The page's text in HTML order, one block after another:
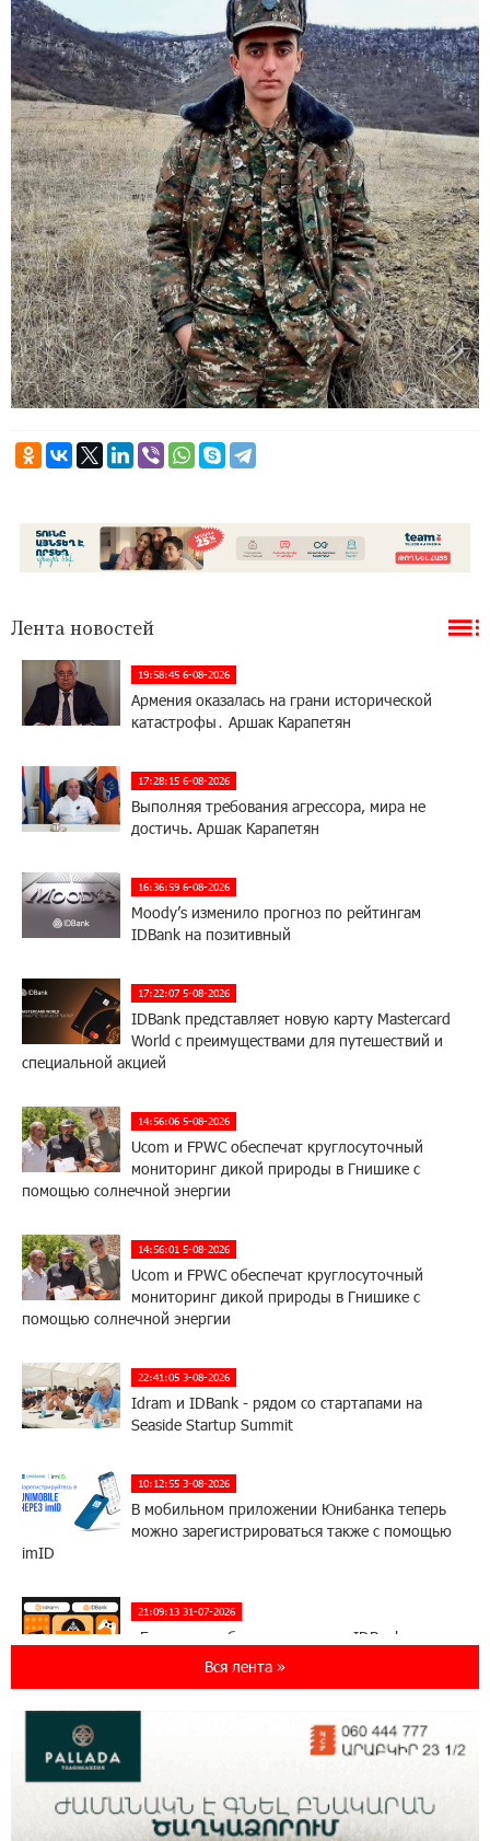
Лента новостей
19:58:45 6-08-2026
Армения оказалась на грани исторической
катастрофы․ Аршак Карапетян
17:28:15 6-08-2026
Выполняя требования агрессора, мира не
достичь. Аршак Карапетян
16:36:59 6-08-2026
Moody’s изменило прогноз по рейтингам
IDBank на позитивный
17:22:07 5-08-2026
IDBank представляет новую карту Mastercard
World с преимуществами для путешествий и
специальной акцией
14:56:06 5-08-2026
Ucom и FPWC обеспечат круглосуточный
мониторинг дикой природы в Гнишике с
помощью солнечной энергии
14:56:01 5-08-2026
Ucom и FPWC обеспечат круглосуточный
мониторинг дикой природы в Гнишике с
помощью солнечной энергии
22:41:05 3-08-2026
Idram и IDBank - рядом со стартапами на
Seaside Startup Summit
10:12:55 3-08-2026
В мобильном приложении Юнибанка теперь
можно зарегистрироваться также с помощью
imID
21:09:13 31-07-2026
«Бесплатные бонусы в играх»: IDBank
предупреждает о кибератаках на школьников
ЕАЭС со временем будет расширяться. Когда-
будет уже поздно
Вся лента »